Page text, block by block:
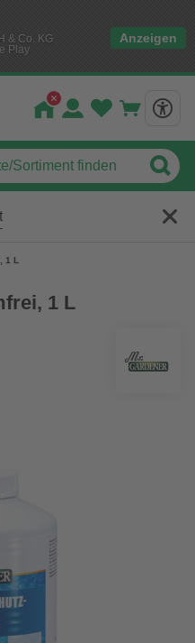
& Co. KG
Play
Anzeigen
1 L
1 L